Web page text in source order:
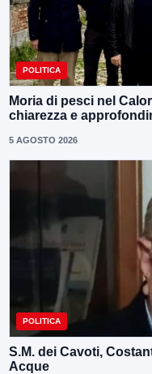
POLITICA
Moria di pesci nel
chiarezza e
5 AGOSTO 2026
POLITICA
S.M. dei Cavoti,
Acque